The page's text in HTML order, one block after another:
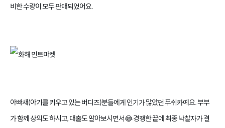
비한 수량이 모두 판매되었어요.
아빠새(아기를 키우고 있는 버디즈)분들에게 인기가 많았던 푸쉬카예요. 부부
가 함께 상의도 하시고, 대출도 알아보시면서😂 경쟁한 끝에 최종 낙찰자가 결